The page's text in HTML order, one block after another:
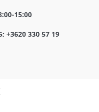
15:00
+3620 330 57 19